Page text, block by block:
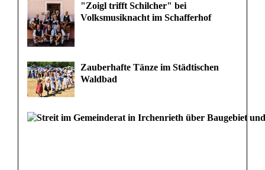
"Zoigl trifft Schilcher" bei
Volksmusiknacht im Schafferhof
Zauberhafte Tänze im Städtischen
Waldbad